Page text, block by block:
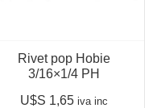
Rivet pop Hobie
3/16×1/4 PH
U$S 1,65 iva inc